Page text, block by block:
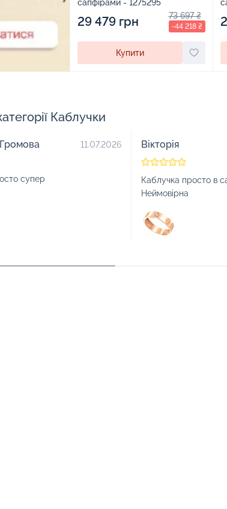
сапфірами - 1275295
29 479 грн 73 697 ₴
-44 218 ₴
Купити
Каблучки
11.07.2026
супер
Вікторія
Каблучка просто в
Неймовірна